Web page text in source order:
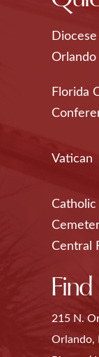
Orlando
Florida
Vatican
Catholic
Central
215 N.
Orlando,